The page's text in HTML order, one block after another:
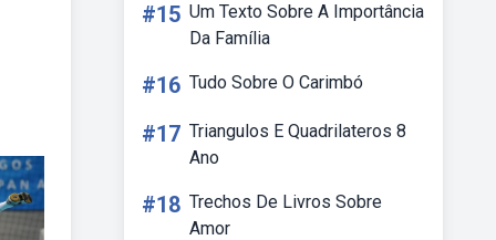
#15 Um Texto Sobre A Importância
Da Família
#16 Tudo Sobre O Carimbó
#17 Triangulos E Quadrilateros 8
Ano
#18 Trechos De Livros Sobre
Amor